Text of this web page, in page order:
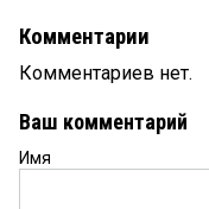
Комментарии
Комментариев нет.
Ваш комментарий
Имя